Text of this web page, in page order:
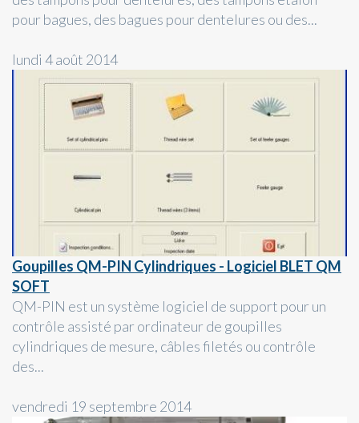
pour bagues, des bagues pour dentelures ou des...
lundi 4 août 2014
Goupilles QM-PIN Cylindriques - Logiciel BLET QM
SOFT
QM-PIN est un système logiciel de support pour un
contrôle assisté par ordinateur de goupilles
cylindriques de mesure, câbles filetés ou contrôle
des...
vendredi 19 septembre 2014